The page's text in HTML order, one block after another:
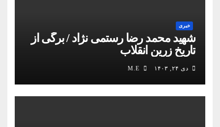
خبری
شهید محمد رضا رستمی نژاد / برگی از
تاریخ زرین انقلاب
دی ۲۴, ۱۴۰۳